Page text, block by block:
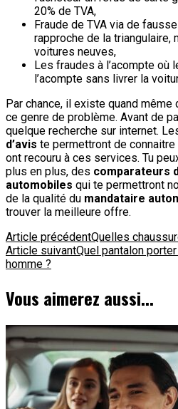
20% de TVA,
Fraude de TVA via de
rapproche de la triangulaire,
voitures neuves,
Les fraudes à l’acompte où
l’acompte sans livrer la
Par chance, il existe quand
ce genre de problème. Avant de
quelque recherche sur internet.
d’avis te permettront de
ont recouru à ces services. Tu
plus en plus, des comparateurs
automobiles qui te permettront
de la qualité du mandataire
trouver la meilleure offre.
Navigation
d'article
Article précédentQuelles
Article suivantQuel pantalon
homme ?
Vous aimerez aussi...